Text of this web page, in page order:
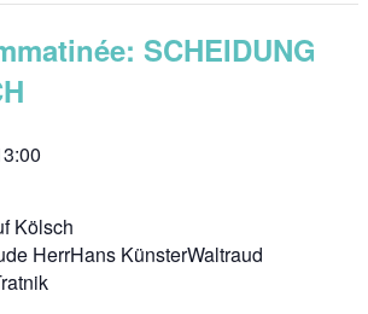
SCHEIDUNG
Kölsch
HerrHans KünsterWaltraud